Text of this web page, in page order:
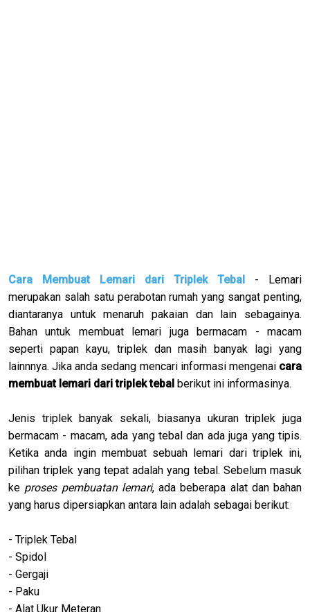
Cara Membuat Lemari dari Triplek Tebal - Lemari
merupakan salah satu perabotan rumah yang sangat penting,
diantaranya untuk menaruh pakaian dan lain sebagainya.
Bahan untuk membuat lemari juga bermacam - macam
seperti papan kayu, triplek dan masih banyak lagi yang
lainnnya. Jika anda sedang mencari informasi mengenai cara
membuat lemari dari triplek tebal berikut ini informasinya.
Jenis triplek banyak sekali, biasanya ukuran triplek juga
bermacam - macam, ada yang tebal dan ada juga yang tipis.
Ketika anda ingin membuat sebuah lemari dari triplek ini,
pilihan triplek yang tepat adalah yang tebal. Sebelum masuk
ke proses pembuatan lemari, ada beberapa alat dan bahan
yang harus dipersiapkan antara lain adalah sebagai berikut:
- Triplek Tebal
- Spidol
- Gergaji
- Paku
- Alat Ukur Meteran